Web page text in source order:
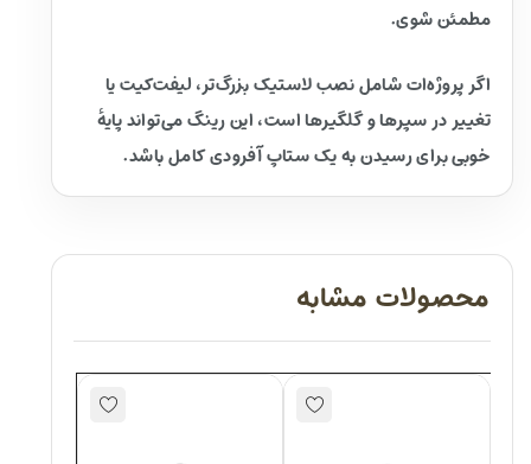
مطمئن شوی.
اگر پروژه‌ات شامل نصب لاستیک بزرگ‌تر، لیفت‌کیت یا
تغییر در سپرها و گلگیرها است، این رینگ می‌تواند پایهٔ
خوبی برای رسیدن به یک ستاپ آفرودی کامل باشد.
محصولات مشابه